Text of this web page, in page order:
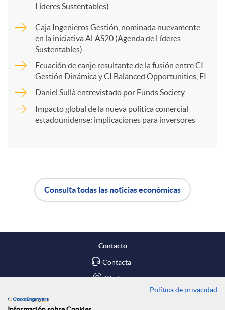
r
t
n
e
Líderes Sustentables)
Caja Ingenieros Gestión, nominada nuevamente
en la iniciativa ALAS20 (Agenda de Líderes
Sustentables)
Ecuación de canje resultante de la fusión entre CI
Gestión Dinámica y CI Balanced Opportunities, FI
Daniel Sullà entrevistado por Funds Society
Impacto global de la nueva política comercial
estadounidense: implicaciones para inversores
p
i
o
ó
Consulta todas las noticias económicas
Contacto
Contacta
Oficinas
Política de privacidad